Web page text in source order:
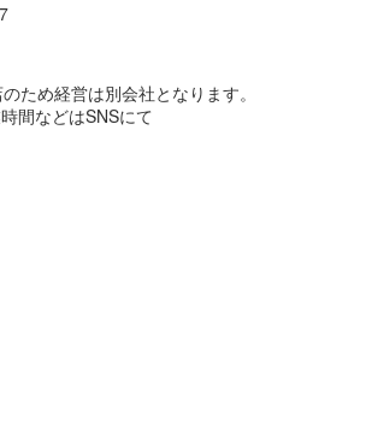
ため経営は別会社となります。
間などはSNSにて